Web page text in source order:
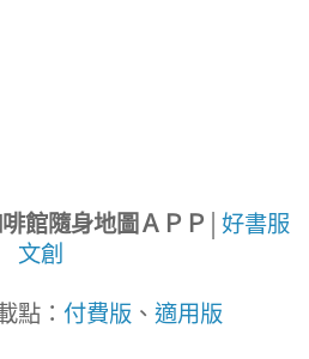
館隨身地圖ＡＰＰ
好書服
文創
點： 付費版 、 適用版